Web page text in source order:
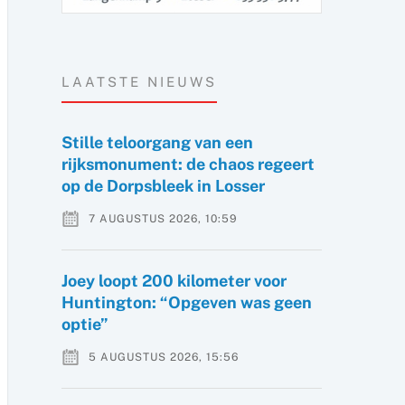
LAATSTE NIEUWS
Stille teloorgang van een
rijksmonument: de chaos regeert
op de Dorpsbleek in Losser
7 AUGUSTUS 2026, 10:59
Joey loopt 200 kilometer voor
Huntington: “Opgeven was geen
optie”
5 AUGUSTUS 2026, 15:56